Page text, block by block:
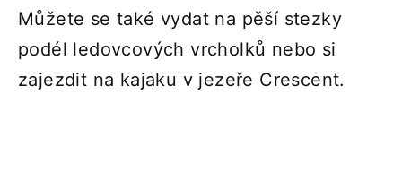
Můžete se také vydat na pěší stezky
podél ledovcových vrcholků nebo si
zajezdit na kajaku v jezeře Crescent.